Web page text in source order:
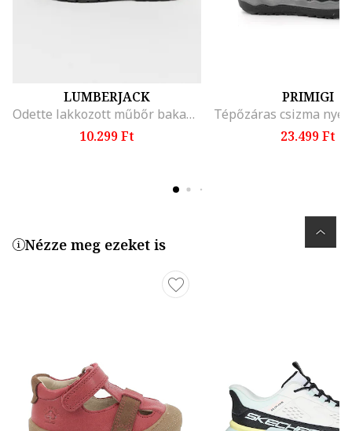
LUMBERJACK
Odette lakkozott műbőr bakancs, Fekete
10.299 Ft
PRIMIGI
23.499 Ft
Nézze meg ezeket is